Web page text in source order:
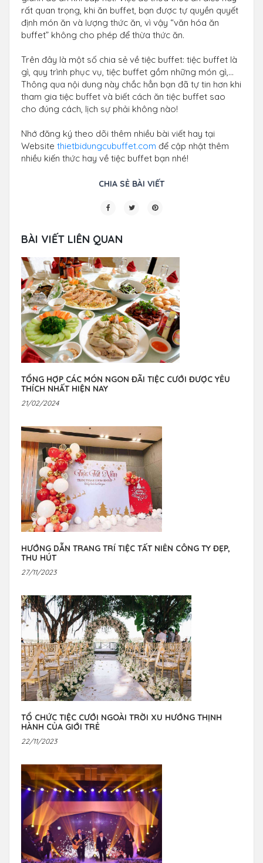
rất quan trọng, khi ăn buffet, bạn được tự quyền quyết
định món ăn và lượng thức ăn, vì vậy “văn hóa ăn
buffet” không cho phép để thừa thức ăn.
Trên đây là một số chia sẻ về tiệc buffet: tiệc buffet là
gì, quy trình phục vụ, tiệc buffet gồm những món gì,…
Thông qua nội dung này chắc hẳn bạn đã tự tin hơn khi
tham gia tiệc buffet và biết cách ăn tiệc buffet sao
cho đúng cách, lịch sự phải không nào!
Nhớ đăng ký theo dõi thêm nhiều bài viết hay tại
Website thietbidungcubuffet.com để cập nhật thêm
nhiều kiến thức hay về tiệc buffet bạn nhé!
CHIA SẺ BÀI VIẾT
BÀI VIẾT LIÊN QUAN
TỔNG HỢP CÁC MÓN NGON ĐÃI TIỆC CƯỚI ĐƯỢC YÊU
THÍCH NHẤT HIỆN NAY
21/02/2024
HƯỚNG DẪN TRANG TRÍ TIỆC TẤT NIÊN CÔNG TY ĐẸP,
THU HÚT
27/11/2023
TỔ CHỨC TIỆC CƯỚI NGOÀI TRỜI XU HƯỚNG THỊNH
HÀNH CỦA GIỚI TRẺ
22/11/2023